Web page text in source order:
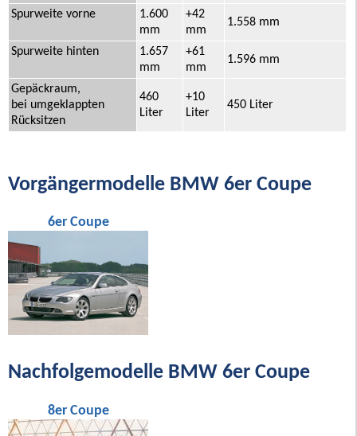
Spurweite vorne
1.600
mm
+42
mm
1.558 mm
Spurweite hinten
1.657
mm
+61
mm
1.596 mm
Gepäckraum,
bei umgeklappten
Rücksitzen
460
Liter
+10
Liter
450 Liter
Vorgängermodelle BMW 6er Coupe
6er Coupe
Nachfolgemodelle BMW 6er Coupe
8er Coupe